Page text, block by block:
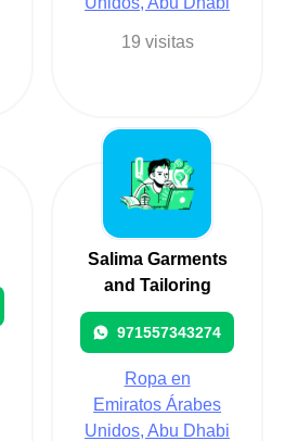
19 visitas
Salima Garments
and Tailoring
971557343274
Ropa en
Emiratos Árabes
Unidos, Abu Dhabi